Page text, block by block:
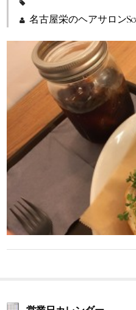
名古屋栄のヘアサロン